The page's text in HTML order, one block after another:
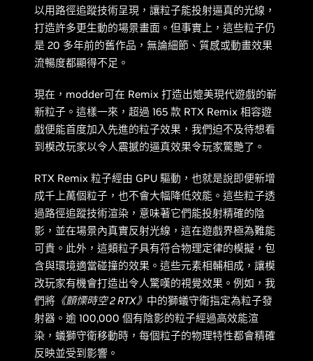
以用路徑追蹤技術呈現，讓粒子能投射逼真的光線，
打造許多更生動的場景畫面。但事實上，這些粒子仍
是 20 多年前的舊作品，無論細節、質感或動畫效果
流暢度都顯得不足。
現在，modder可在 Remix 打造出媲美現代遊戲的嶄
新粒子。這樣一來，超過 165 款 RTX Remix 相容遊
戲便能首度加入先進的粒子效果，我們迫不及待想看
到模改玩家以令人震撼的逼真效果令玩家驚艷了。
RTX Remix 粒子經由 GPU 驅動，也就是說即便新增
成千上萬個粒子，也不會大幅降低效能。這些粒子透
過路徑追蹤技術渲染，意味著它們能投射精確的陰
影，並在場景內真實反射光線，這在遊戲界極為難能
可貴。此外，這類粒子具有符合物理定律的模擬，包
含與環境適當碰撞的效果。這些元素相輔相成，讓模
改玩家有機會打造出令人驚嘆的視覺效果。例如，我
們將 《顫慄時空 2 RTX》 中的獅蟻守衛指定為粒子發
射器。逾 100,000 個有陰影的粒子經過高效能渲
染，蟻獅守衛移動時，每個粒子的物理特性都會精確
反映並受到影響。